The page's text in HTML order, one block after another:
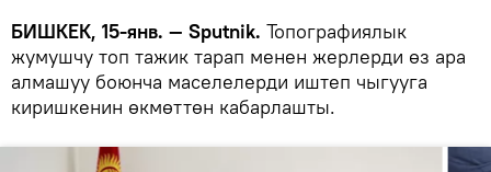
БИШКЕК, 15-янв. — Sputnik. Топографиялык
жумушчу топ тажик тарап менен жерлерди өз ара
алмашуу боюнча маселелерди иштеп чыгууга
киришкенин өкмөттөн кабарлашты.